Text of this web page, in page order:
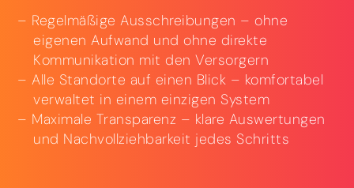
Regelmäßige Ausschreibungen – ohne
eigenen Aufwand und ohne direkte
Kommunikation mit den Versorgern
Alle Standorte auf einen Blick – komfortabel
verwaltet in einem einzigen System
Maximale Transparenz – klare Auswertungen
und Nachvollziehbarkeit jedes Schritts